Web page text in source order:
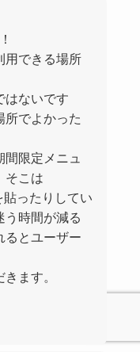
用できる場所
はないです
所でよかった
限定メニュ
そこは
ったりしてい
う時間が減る
るとユーザー
ます。